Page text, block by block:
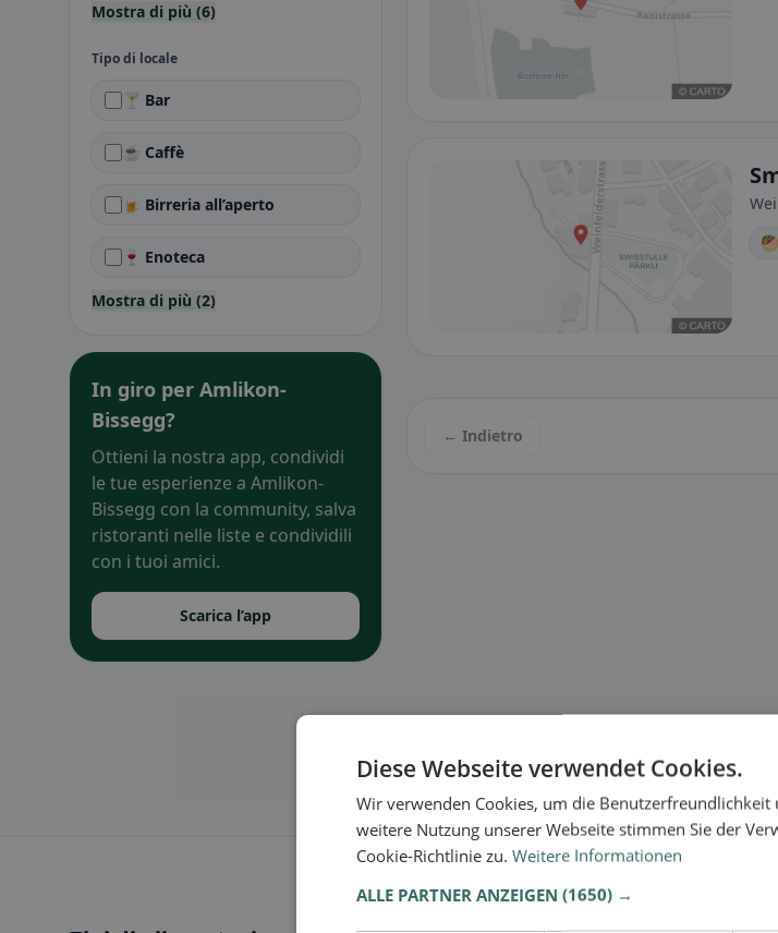
Mostra di più (6)
Tipo di locale
🍸 Bar
☕ Caffè
🍺 Birreria all’aperto
🍷 Enoteca
Mostra di più (2)
In giro per Amlikon-
Bissegg?
Ottieni la nostra app, condividi
le tue esperienze a Amlikon-
Bissegg con la community, salva
ristoranti nelle liste e condividili
con i tuoi amici.
Scarica l’app
← Indietro
Diese Webseite verwendet Cookies.
Wir verwenden Cookies, um die
weitere Nutzung unserer Webseite stimmen Sie der
Cookie-Richtlinie zu. Weitere Informationen
ALLE PARTNER ANZEIGEN (1650) →